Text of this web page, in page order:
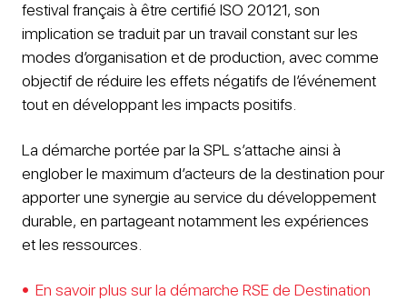
festival français à être certifié ISO 20121, son
implication se traduit par un travail constant sur les
modes d’organisation et de production, avec comme
objectif de réduire les effets négatifs de l’événement
tout en développant les impacts positifs.
La démarche portée par la SPL s’attache ainsi à
englober le maximum d’acteurs de la destination pour
apporter une synergie au service du développement
durable, en partageant notamment les expériences
et les ressources.
En savoir plus sur la démarche RSE de Destination